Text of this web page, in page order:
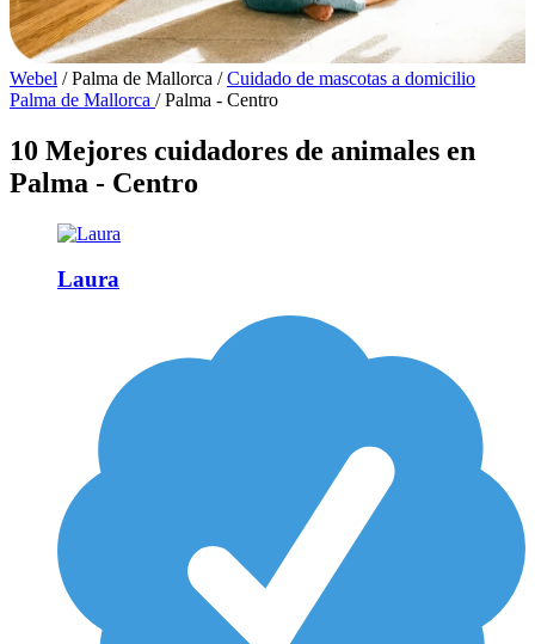
Webel / Palma de Mallorca / Cuidado de mascotas a domicilio
Palma de Mallorca / Palma - Centro
10 Mejores cuidadores de animales en
Palma - Centro
Laura